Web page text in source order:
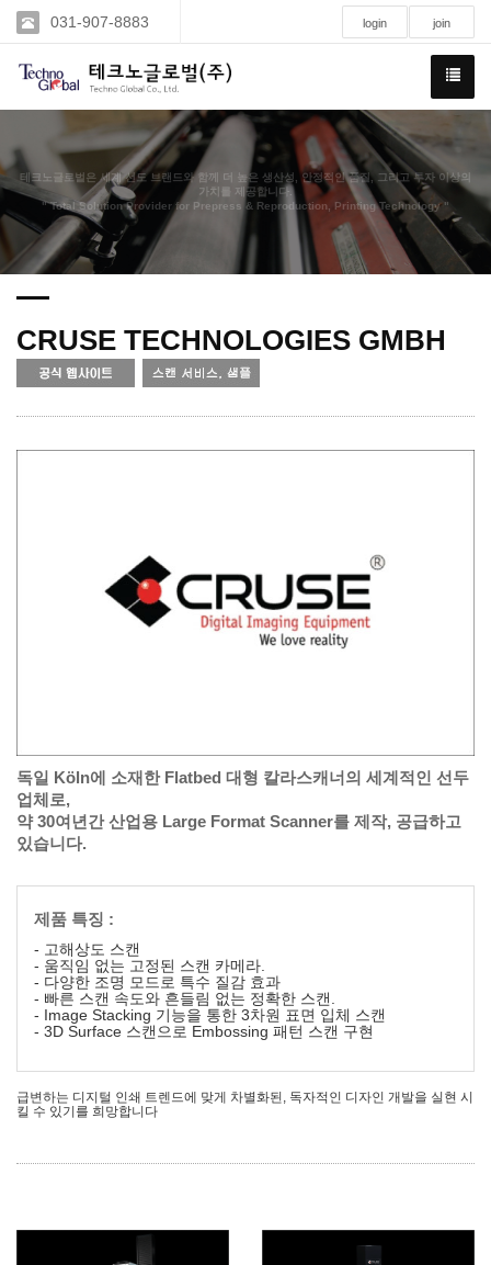
031-907-8883 login join
테크노글로벌은 세계 선도 브랜드와 함께 더 높은 생산성, 안정적인 품질, 그리고 투자 이상의
가치를 제공합니다.
" Total Solution Provider for Prepress & Reproduction, Printing Technology "
CRUSE TECHNOLOGIES GMBH
독일 Köln에 소재한 Flatbed 대형 칼라스캐너의 세계적인 선두
업체로,
약 30여년간 산업용 Large Format Scanner를 제작, 공급하고
있습니다.
제품 특징 :
- 고해상도 스캔
- 움직임 없는 고정된 스캔 카메라.
- 다양한 조명 모드로 특수 질감 효과
- 빠른 스캔 속도와 흔들림 없는 정확한 스캔.
- Image Stacking 기능을 통한 3차원 표면 입체 스캔
- 3D Surface 스캔으로 Embossing 패턴 스캔 구현
급변하는 디지털 인쇄 트렌드에 맞게 차별화된, 독자적인 디자인 개발을 실현 시
킬 수 있기를 희망합니다